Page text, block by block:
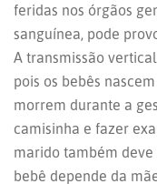
feridas nos órgãos
sanguínea, pode
A transmissão
pois os bebês
morrem durante a
camisinha e fazer
marido também
bebê depende da